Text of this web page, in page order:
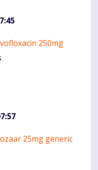
250mg
25mg generic